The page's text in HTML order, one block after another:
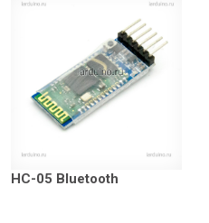
HC-05 Bluetooth